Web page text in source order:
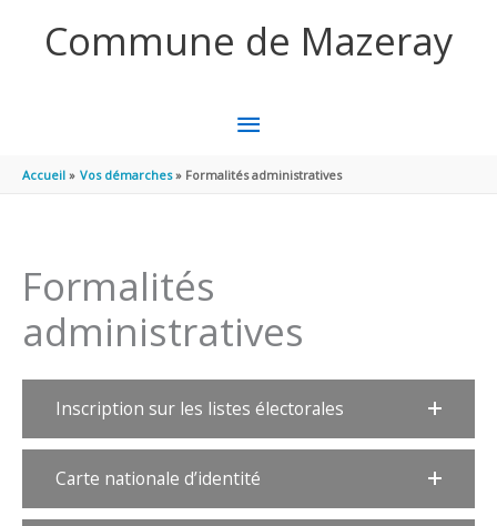
Commune de Mazeray
MENU
PRINCIPAL
Accueil Vos démarches Formalités administratives
Formalités
administratives
Inscription sur les listes électorales
Carte nationale d’identité